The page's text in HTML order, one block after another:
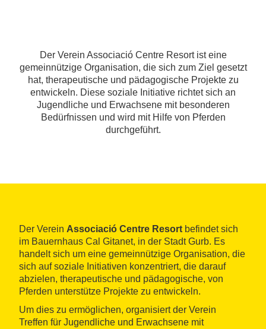
Der Verein Associació Centre Resort ist eine
gemeinnützige Organisation, die sich zum Ziel gesetzt
hat, therapeutische und pädagogische Projekte zu
entwickeln. Diese soziale Initiative richtet sich an
Jugendliche und Erwachsene mit besonderen
Bedürfnissen und wird mit Hilfe von Pferden
durchgeführt.
Der Verein Associació Centre Resort befindet sich
im Bauernhaus Cal Gitanet, in der Stadt Gurb. Es
handelt sich um eine gemeinnützige Organisation, die
sich auf soziale Initiativen konzentriert, die darauf
abzielen, therapeutische und pädagogische, von
Pferden unterstütze Projekte zu entwickeln.
Um dies zu ermöglichen, organisiert der Verein
Treffen für Jugendliche und Erwachsene mit